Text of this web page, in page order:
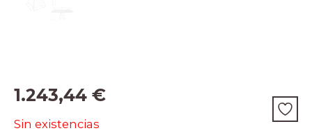
1.243,44 €
Sin existencias